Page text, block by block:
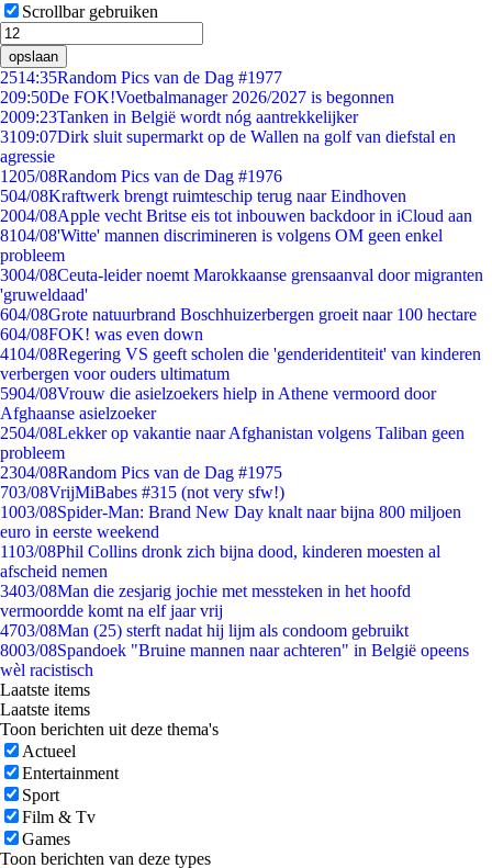
Scrollbar gebruiken
opslaan
2514:35Random Pics van de Dag #1977
209:50De FOK!Voetbalmanager 2026/2027 is begonnen
2009:23Tanken in België wordt nóg aantrekkelijker
3109:07Dirk sluit supermarkt op de Wallen na golf van diefstal en
agressie
1205/08Random Pics van de Dag #1976
504/08Kraftwerk brengt ruimteschip terug naar Eindhoven
2004/08Apple vecht Britse eis tot inbouwen backdoor in iCloud aan
8104/08'Witte' mannen discrimineren is volgens OM geen enkel
probleem
3004/08Ceuta-leider noemt Marokkaanse grensaanval door migranten
'gruweldaad'
604/08Grote natuurbrand Boschhuizerbergen groeit naar 100 hectare
604/08FOK! was even down
4104/08Regering VS geeft scholen die 'genderidentiteit' van kinderen
verbergen voor ouders ultimatum
5904/08Vrouw die asielzoekers hielp in Athene vermoord door
Afghaanse asielzoeker
2504/08Lekker op vakantie naar Afghanistan volgens Taliban geen
probleem
2304/08Random Pics van de Dag #1975
703/08VrijMiBabes #315 (not very sfw!)
1003/08Spider-Man: Brand New Day knalt naar bijna 800 miljoen
euro in eerste weekend
1103/08Phil Collins dronk zich bijna dood, kinderen moesten al
afscheid nemen
3403/08Man die zesjarig jochie met messteken in het hoofd
vermoordde komt na elf jaar vrij
4703/08Man (25) sterft nadat hij lijm als condoom gebruikt
8003/08Spandoek "Bruine mannen naar achteren" in België opeens
wèl racistisch
Laatste items
Laatste items
Toon berichten uit deze thema's
Actueel
Entertainment
Sport
Film & Tv
Games
Toon berichten van deze types